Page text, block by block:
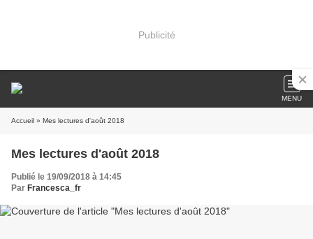
Publicité
MENU
Accueil » Mes lectures d'août 2018
Mes lectures d'août 2018
Publié le 19/09/2018 à 14:45
Par Francesca_fr